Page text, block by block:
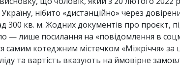
нібито «дистанційно» через
кв. м. Жодних документів про проєкт,
— лише посилання на «повідомлення в
самим котеджним містечком «Міжріччя» за
та вартість вказують на ймовірне